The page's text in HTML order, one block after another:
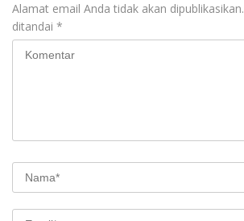
Alamat email Anda tidak akan dipublikasikan.
ditandai *